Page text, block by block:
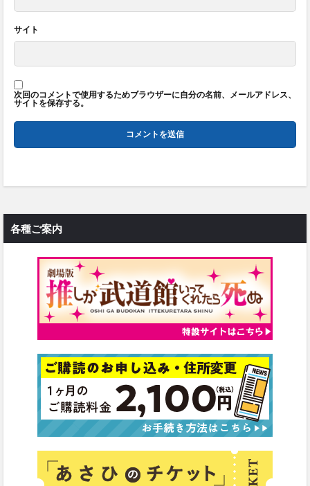
サイト
次回のコメントで使用するためブラウザーに自分の名前、メールアドレス、
サイトを保存する。
各種ご案内